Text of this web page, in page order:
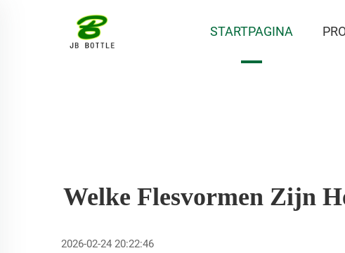
STARTPAGINA
Welke Flesvormen Zijn
2026-02-24 20:22:46